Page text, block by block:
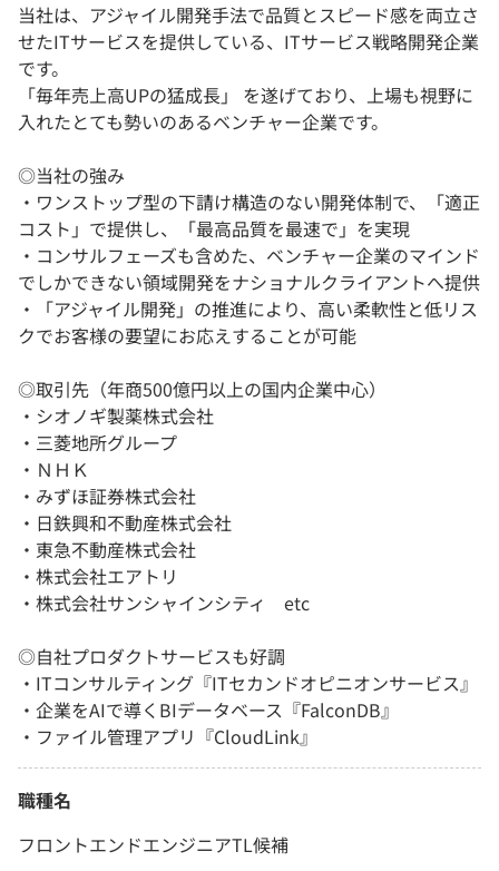
当社は、アジャイル開発手法で品質とスピード感を両立さ
せたITサービスを提供している、ITサービス戦略開発企業
です。
「毎年売上高UPの猛成長」 を遂げており、上場も視野に
入れたとても勢いのあるベンチャー企業です。
◎当社の強み
・ワンストップ型の下請け構造のない開発体制で、「適正
コスト」で提供し、「最高品質を最速で」を実現
・コンサルフェーズも含めた、ベンチャー企業のマインド
でしかできない領域開発をナショナルクライアントへ提供
・「アジャイル開発」の推進により、高い柔軟性と低リス
クでお客様の要望にお応えすることが可能
◎取引先（年商500億円以上の国内企業中心）
・シオノギ製薬株式会社
・三菱地所グループ
・ＮＨＫ
・みずほ証券株式会社
・日鉄興和不動産株式会社
・東急不動産株式会社
・株式会社エアトリ
・株式会社サンシャインシティ etc
◎自社プロダクトサービスも好調
・ITコンサルティング『ITセカンドオピニオンサービス』
・企業をAIで導くBIデータベース『FalconDB』
・ファイル管理アプリ『CloudLink』
職種名
フロントエンドエンジニアTL候補